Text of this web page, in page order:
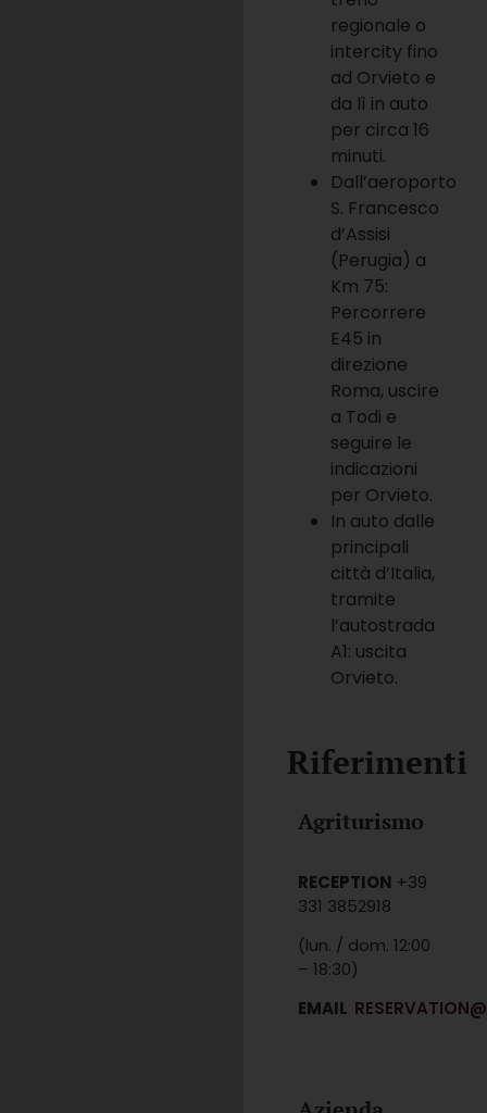
regionale o
intercity fino
ad Orvieto e
da lì in auto
per circa 16
minuti.
Dall’aeroporto
S. Francesco
d’Assisi
(Perugia) a
Km 75:
Percorrere
E45 in
direzione
Roma, uscire
a Todi e
seguire le
indicazioni
per Orvieto.
In auto dalle
principali
città d’Italia,
tramite
l’autostrada
A1: uscita
Orvieto.
Riferimenti
Agriturismo
RECEPTION +39
331 3852918
(lun. / dom. 12:00
– 18:30)
EMAIL